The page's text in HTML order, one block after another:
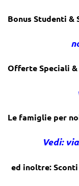
Bonus Studenti &
Offerte Speciali
Le famiglie per
Vedi:
ed inoltre: